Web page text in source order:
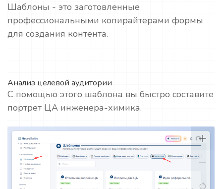
Шаблоны - это заготовленные
профессиональными копирайтерами формы
для создания контента.
Анализ целевой аудитории
С помощью этого шаблона вы быстро составите
портрет ЦА инженера-химика.